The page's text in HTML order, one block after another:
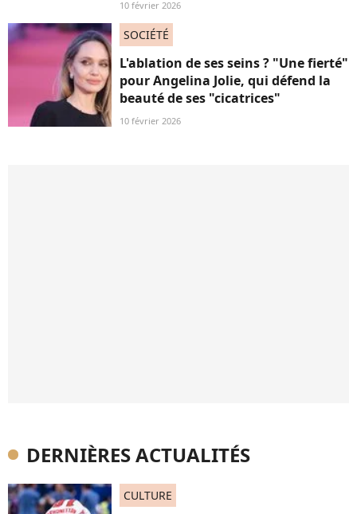
10 février 2026
SOCIÉTÉ
L'ablation de ses seins ? "Une fierté"
pour Angelina Jolie, qui défend la
beauté de ses "cicatrices"
10 février 2026
DERNIÈRES ACTUALITÉS
CULTURE